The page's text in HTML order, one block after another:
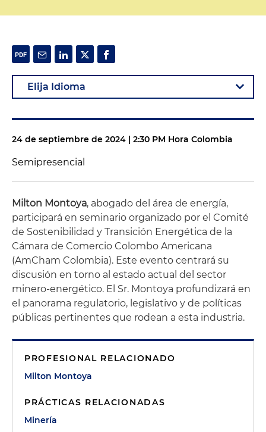
24 de septiembre de 2024 | 2:30 PM Hora Colombia
Semipresencial
Milton Montoya, abogado del área de energía,
participará en seminario organizado por el Comité
de Sostenibilidad y Transición Energética de la
Cámara de Comercio Colombo Americana
(AmCham Colombia). Este evento centrará su
discusión en torno al estado actual del sector
minero-energético. El Sr. Montoya profundizará en
el panorama regulatorio, legislativo y de políticas
públicas pertinentes que rodean a esta industria.
PROFESIONAL RELACIONADO
Milton Montoya
PRÁCTICAS RELACIONADAS
Minería